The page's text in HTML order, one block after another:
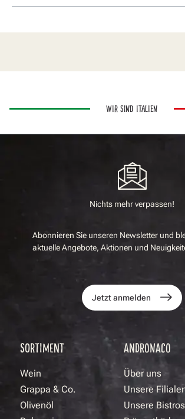
WIR SIND ITALIEN
Nichts mehr verpassen!
Abonnieren Sie unseren Newsletter und
aktuelle Angebote, Aktionen und
Jetzt anmelden
SORTIMENT
Wein
Grappa & Co.
Olivenöl
ANDRONACO
Über uns
Unsere
Unsere Bistros